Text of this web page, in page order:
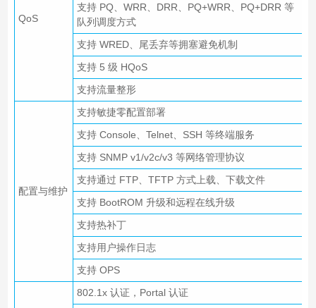
QoS
支持 PQ、WRR、DRR、PQ+WRR、PQ+DRR 等
队列调度方式
支持 WRED、尾丢弃等拥塞避免机制
支持 5 级 HQoS
支持流量整形
配置与维护
支持敏捷零配置部署
支持 Console、Telnet、SSH 等终端服务
支持 SNMP v1/v2c/v3 等网络管理协议
支持通过 FTP、TFTP 方式上载、下载文件
支持 BootROM 升级和远程在线升级
支持热补丁
支持用户操作日志
支持 OPS
802.1x 认证，Portal 认证